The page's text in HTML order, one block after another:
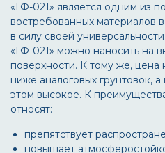
«ГФ-021» является одним из
востребованных материалов
в силу своей
«ГФ-021» можно наносить на
поверхности. К тому же, цена
ниже аналоговых грунтовок,
этом высокое. К
относят:
препятствует
повышает